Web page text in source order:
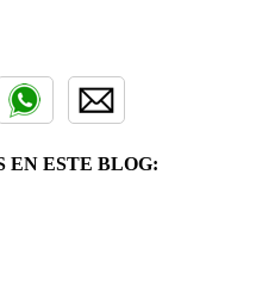
EN ESTE BLOG: